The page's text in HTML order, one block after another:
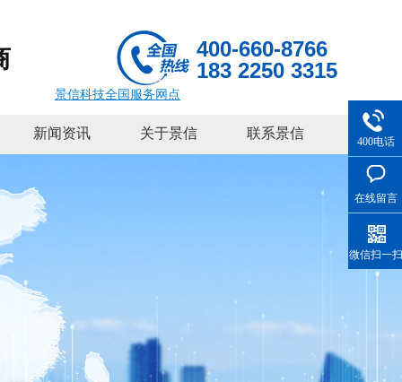
400-660-8766
183 2250 3315
景信科技全国服务网点
新闻资讯 关于景信 联系景信
400电话
在线留言
微信扫一扫